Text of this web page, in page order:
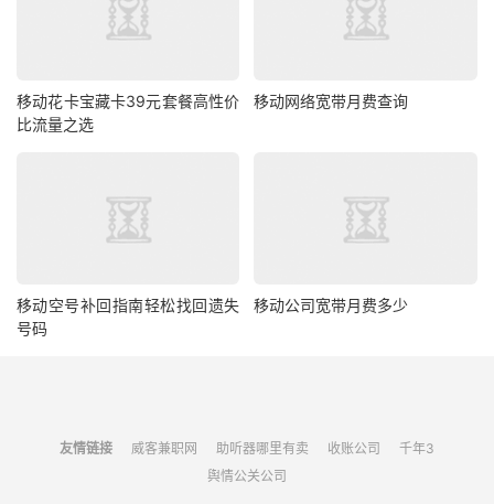
移动花卡宝藏卡39元套餐高性价
比流量之选
移动网络宽带月费查询
移动空号补回指南轻松找回遗失
号码
移动公司宽带月费多少
友情链接 威客兼职网 助听器哪里有卖 收账公司
千年3
舆情公关公司